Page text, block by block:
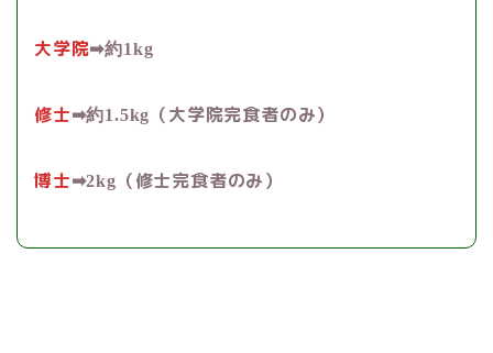
大学院➡︎約1kg
修士➡︎約1.5kg （大学院完食者のみ）
博士➡︎2kg （修士完食者のみ）